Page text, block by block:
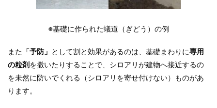
※基礎に作られた蟻道（ぎどう）の例
また 「予防」 として割と効果があるのは、基礎まわりに専用
の粒剤を撒いたりすることで、シロアリが建物へ接近するの
を未然に防いでくれる（シロアリを寄せ付けない）ものがあ
ります。